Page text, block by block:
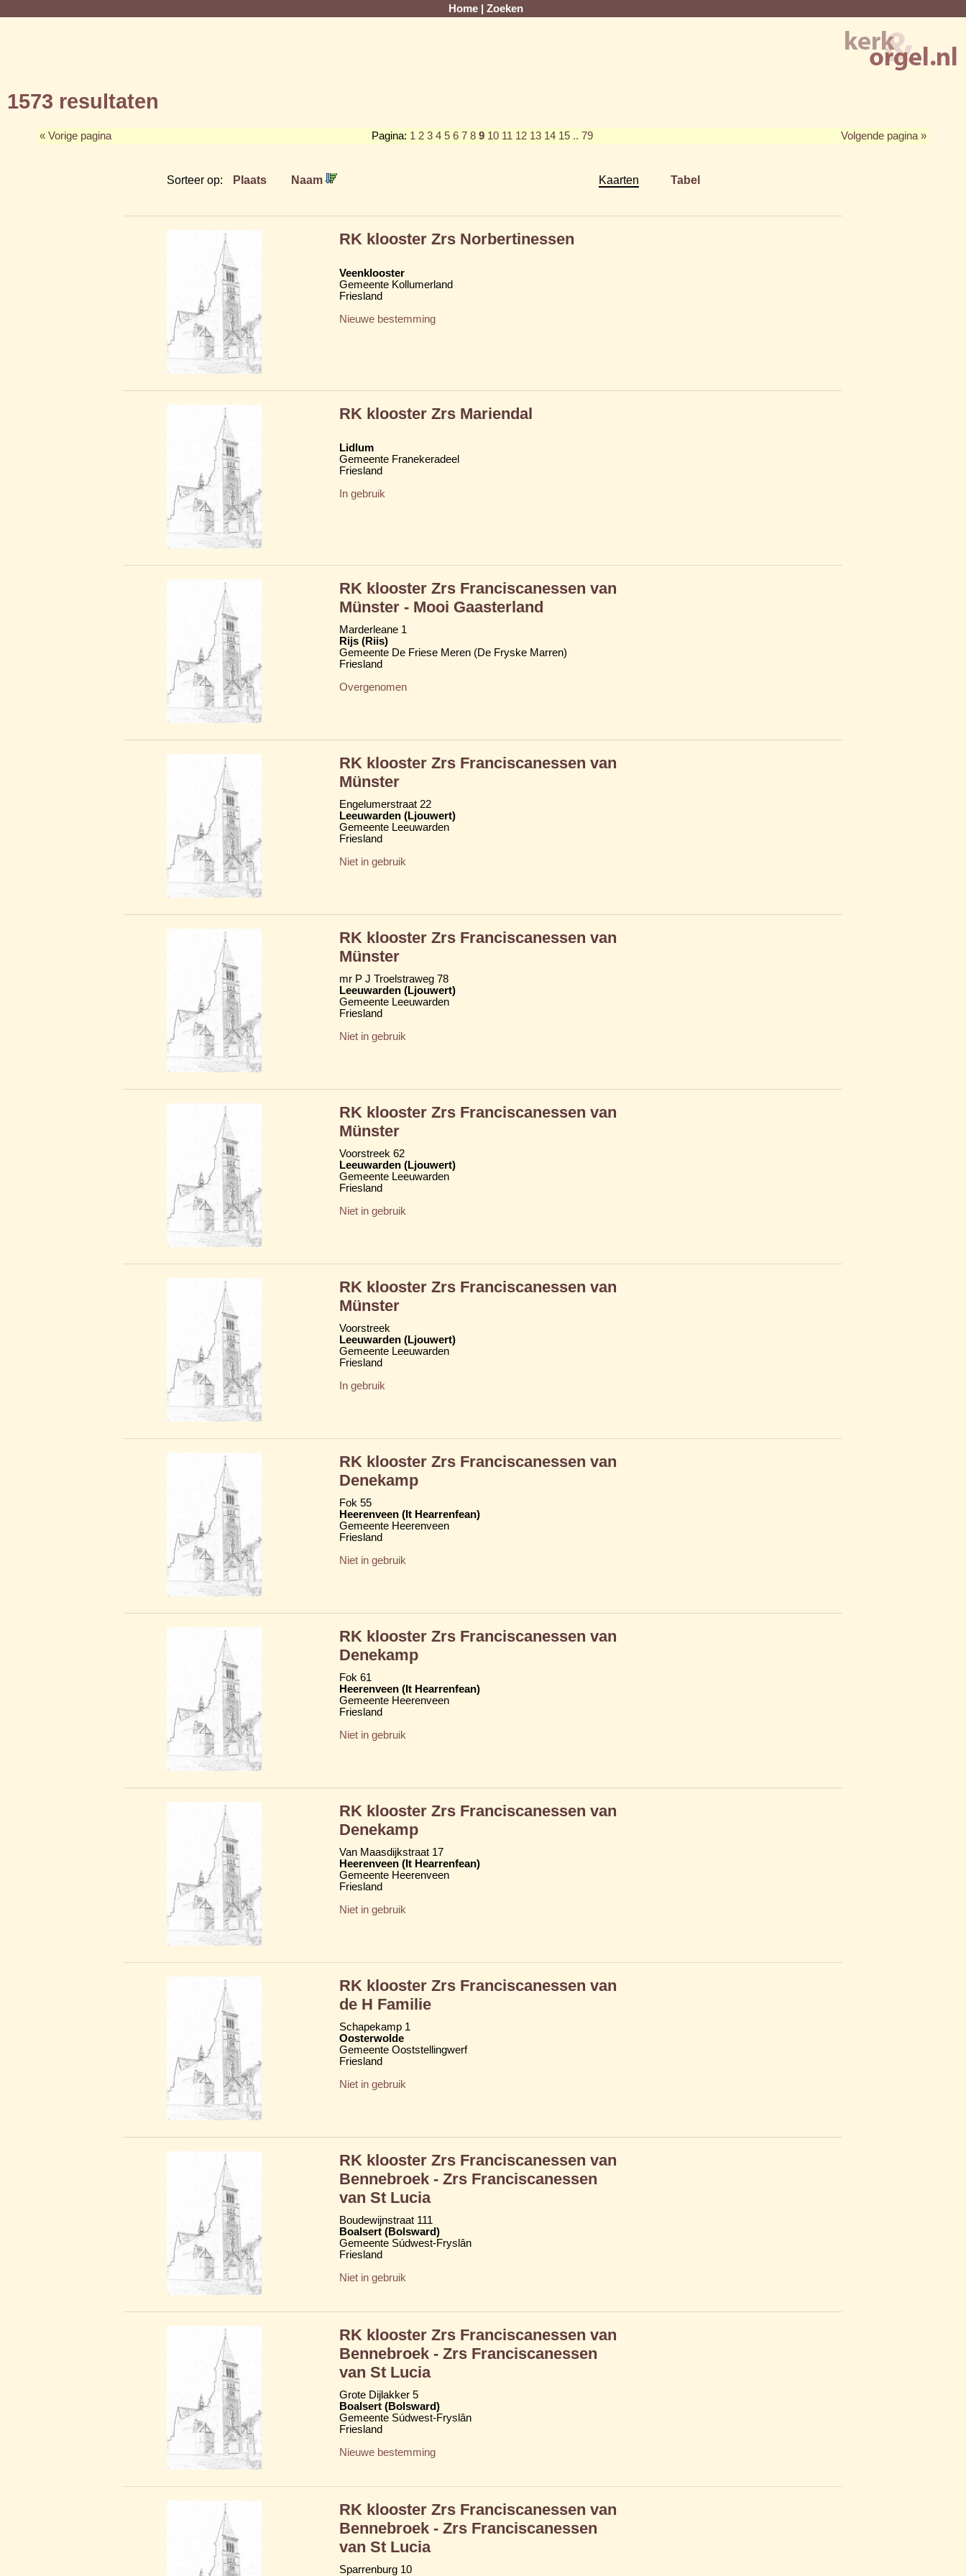
Home Zoeken
1573 resultaten
« Vorige pagina Pagina: 1 2 3 4 5 6 7 8 9 10 11 12 13 14 15 .. 79 Volgende pagina »
Sorteer op: Plaats Naam Kaarten Tabel
RK klooster Zrs Norbertinessen
Veenklooster
Gemeente Kollumerland
Friesland
Nieuwe bestemming
RK klooster Zrs Mariendal
Lidlum
Gemeente Franekeradeel
Friesland
In gebruik
RK klooster Zrs Franciscanessen van
Münster - Mooi Gaasterland
Marderleane 1
Rijs (Riis)
Gemeente De Friese Meren (De Fryske Marren)
Friesland
Overgenomen
RK klooster Zrs Franciscanessen van
Münster
Engelumerstraat 22
Leeuwarden (Ljouwert)
Gemeente Leeuwarden
Friesland
Niet in gebruik
RK klooster Zrs Franciscanessen van
Münster
mr P J Troelstraweg 78
Leeuwarden (Ljouwert)
Gemeente Leeuwarden
Friesland
Niet in gebruik
RK klooster Zrs Franciscanessen van
Münster
Voorstreek 62
Leeuwarden (Ljouwert)
Gemeente Leeuwarden
Friesland
Niet in gebruik
RK klooster Zrs Franciscanessen van
Münster
Voorstreek
Leeuwarden (Ljouwert)
Gemeente Leeuwarden
Friesland
In gebruik
RK klooster Zrs Franciscanessen van
Denekamp
Fok 55
Heerenveen (It Hearrenfean)
Gemeente Heerenveen
Friesland
Niet in gebruik
RK klooster Zrs Franciscanessen van
Denekamp
Fok 61
Heerenveen (It Hearrenfean)
Gemeente Heerenveen
Friesland
Niet in gebruik
RK klooster Zrs Franciscanessen van
Denekamp
Van Maasdijkstraat 17
Heerenveen (It Hearrenfean)
Gemeente Heerenveen
Friesland
Niet in gebruik
RK klooster Zrs Franciscanessen van
de H Familie
Schapekamp 1
Oosterwolde
Gemeente Ooststellingwerf
Friesland
Niet in gebruik
RK klooster Zrs Franciscanessen van
Bennebroek - Zrs Franciscanessen
van St Lucia
Boudewijnstraat 111
Boalsert (Bolsward)
Gemeente Súdwest-Fryslân
Friesland
Niet in gebruik
RK klooster Zrs Franciscanessen van
Bennebroek - Zrs Franciscanessen
van St Lucia
Grote Dijlakker 5
Boalsert (Bolsward)
Gemeente Súdwest-Fryslân
Friesland
Nieuwe bestemming
RK klooster Zrs Franciscanessen van
Bennebroek - Zrs Franciscanessen
van St Lucia
Sparrenburg 10